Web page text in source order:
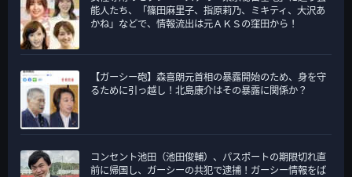
能人たち、「篠田麻里子、指原莉乃、ミキティ、大沢あ
かね」などで、情報流出は元ＡＫＳの窪田から！
【ガーシー砲】森喜朗元首相の暴露開始のため、身を守
るために引っ越し！北島康介はその暴露に関係か？
コンセント池田（池田俊輔）、パスポートの期限切れ直
前に帰国し、ガーシーの共犯で逮捕！ガーシー情報をば